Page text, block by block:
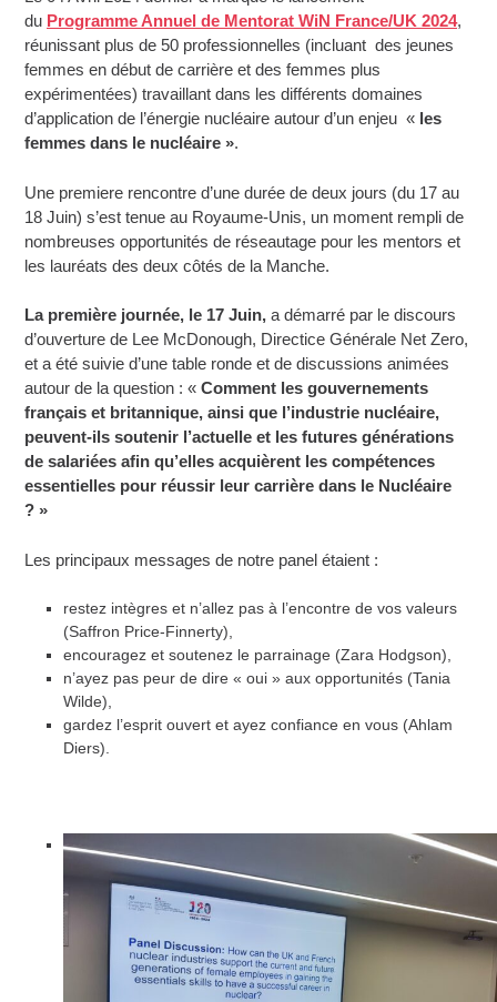
du Programme Annuel de Mentorat WiN France/UK 2024,
réunissant plus de 50 professionnelles (incluant des jeunes
femmes en début de carrière et des femmes plus
expérimentées) travaillant dans les différents domaines
d’application de l’énergie nucléaire autour d’un enjeu « les
femmes dans le nucléaire ».
Une premiere rencontre d’une durée de deux jours (du 17 au
18 Juin) s’est tenue au Royaume-Unis, un moment rempli de
nombreuses opportunités de réseautage pour les mentors et
les lauréats des deux côtés de la Manche.
La première journée, le 17 Juin, a démarré par le discours
d’ouverture de Lee McDonough, Directice Générale Net Zero,
et a été suivie d’une table ronde et de discussions animées
autour de la question : «Comment les gouvernements
français et britannique, ainsi que l’industrie nucléaire,
peuvent-ils soutenir l’actuelle et les futures générations
de salariées afin qu’elles acquièrent les compétences
essentielles pour réussir leur carrière dans le Nucléaire
? »
Les principaux messages de notre panel étaient :
restez intègres et n’allez pas à l’encontre de vos valeurs
(Saffron Price-Finnerty),
encouragez et soutenez le parrainage (Zara Hodgson),
n’ayez pas peur de dire « oui » aux opportunités (Tania
Wilde),
gardez l’esprit ouvert et ayez confiance en vous (Ahlam
Diers).